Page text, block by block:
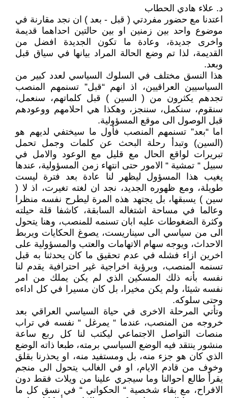
د. علاء هادي الحطاب
اعتدنا مع حضور مفردتي ( قبل - بعد ) ان نجد مقارنة في
موضوع واحد بين زمنين او بين حالتين احداهما قديمة
واخرى جديدة، وعادة ما تكون الجديدة افضل من
القديمة، لذا تم وضع الحالة المراد بيانها في سياق قبل
وبعد.
هذا النسق مختلف في السلوك السياسي لعدد كبير من
السياسيين العراقيين، اذ انهم “قبل” تسنمهم المنصب
تجدهم يكثرون من ( السين ) قبل كلماتهم، سنعمل،
سنقوم، سنكمل، سننجز، وهكذا هي احلامهم ووعودهم
قبل الوصول الى موقع المسؤولية.
اما “بعد” تسنمهم المنصب فأول ما سيختفي لديهم هو
(السين) وتبدأ رحلة البحث عن كلمات وجمل تحمل
تبريرات لواقع الحال مع قليل مع الوعود والامل في
سبيل “ تمشية “ الامور حتى انتهاء زمن المسؤولية، عندها
يغيب هذا المسؤول ليظهر لنا عادة بعد فترة ليست
طويلة، ومع ظهوره الجديد، نجد ان لغته تغيرت، اذ لا (
سين ) يسبقها، بل يجتهد هذه المرة ليطرح نفسه منظرا
وعالما في مساحة اشتغاله السابقة، كاشفا قلة حيلته
وكثرة الضغوطات عليه ابان تسنمه للمنصب، وهنا يتحول
الى من سياسي الى سيناريست، يصوغ الحكايات ويربط
الاحداث، ويوجه سهام الاتهامات والعتب والمسؤولية على
اخرين ازاء فشله في عدم تحقيق ما كان يحدثنا به قبل
تسنمه المنصب، وبرؤية اخراجية غير احترافية يقدم لنا
نفسه بأنه ذلك المسكين الذي لم يكن يملك من امر
نفسه شيئا، ولم يكن مخيرا، بل كان مسيرا في كل اداءه
وحتى سلوكه.
وتأتي المرحلة الاخرى في حياة السياسي العراقي بعد
خروجه من المنصب، عندما “ يمرغل “ نفسه في تراب
منصات التواصل الاجتماعي ليكتب لنا كل ربع ساعة
منشور ينتقد فيه الوضع السياسي برمته، طبعا ذاته الوضع
الذي كان هو جزء منه، بل ومستفيد منه، او يحذرنا بقلق
وخوف من قادم الايام، او في الغالب يتحول الى منجم
يقرأ طالع احوالنا وما سيجري علينا من ويلات فقط دون
الافراح، مع بقاء شخصية “ الحكواتي “ في نسق كل ما